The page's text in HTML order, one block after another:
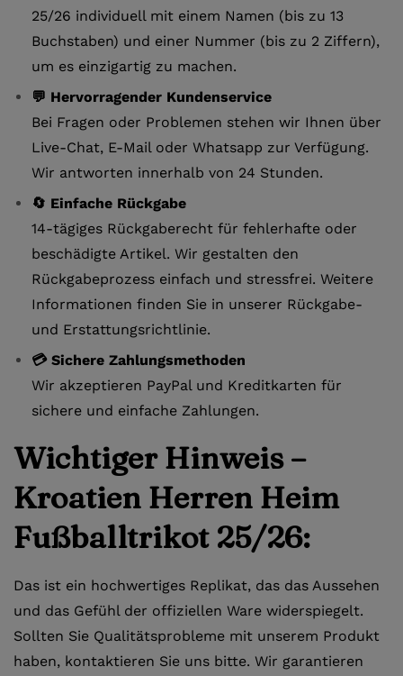
25/26 individuell mit einem Namen (bis zu 13
Buchstaben) und einer Nummer (bis zu 2 Ziffern),
um es einzigartig zu machen.
💬 Hervorragender Kundenservice
Bei Fragen oder Problemen stehen wir Ihnen über
Live-Chat, E-Mail oder Whatsapp zur Verfügung.
Wir antworten innerhalb von 24 Stunden.
🔄 Einfache Rückgabe
14-tägiges Rückgaberecht für fehlerhafte oder
beschädigte Artikel. Wir gestalten den
Rückgabeprozess einfach und stressfrei. Weitere
Informationen finden Sie in unserer Rückgabe-
und Erstattungsrichtlinie.
💳 Sichere Zahlungsmethoden
Wir akzeptieren PayPal und Kreditkarten für
sichere und einfache Zahlungen.
Wichtiger Hinweis –
Kroatien Herren Heim
Fußballtrikot 25/26:
Das ist ein hochwertiges Replikat, das das Aussehen
und das Gefühl der offiziellen Ware widerspiegelt.
Sollten Sie Qualitätsprobleme mit unserem Produkt
haben, kontaktieren Sie uns bitte. Wir garantieren